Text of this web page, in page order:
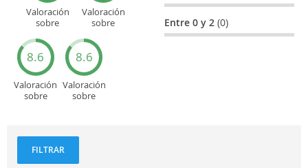
Valoración
sobre
Valoración
sobre
turísticos
8.6
Valoración
sobre
8.6
Valoración
sobre
Entre 0 y 2(0)
FILTRAR